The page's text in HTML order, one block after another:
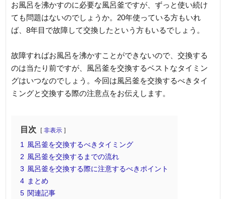
お風呂を沸かすのに必要な風呂釜ですが、ずっと使い続け
ても問題はないのでしょうか。20年使っている方もいれ
ば、8年目で故障して交換したという方もいるでしょう。
故障すればお風呂を沸かすことができないので、交換する
のは当たり前ですが、風呂釜を交換するベストなタイミン
グはいつなのでしょう。今回は風呂釜を交換するべきタイ
ミングと交換する際の注意点をお伝えします。
目次 非表示
1 風呂釜を交換するべきタイミング
2 風呂釜を交換するまでの流れ
3 風呂釜を交換する際に注意するべきポイント
4 まとめ
5 関連記事